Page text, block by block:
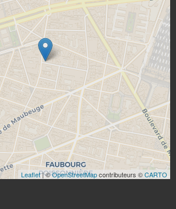
Leaflet| ©OpenStreetMapcontributeurs ©CARTO